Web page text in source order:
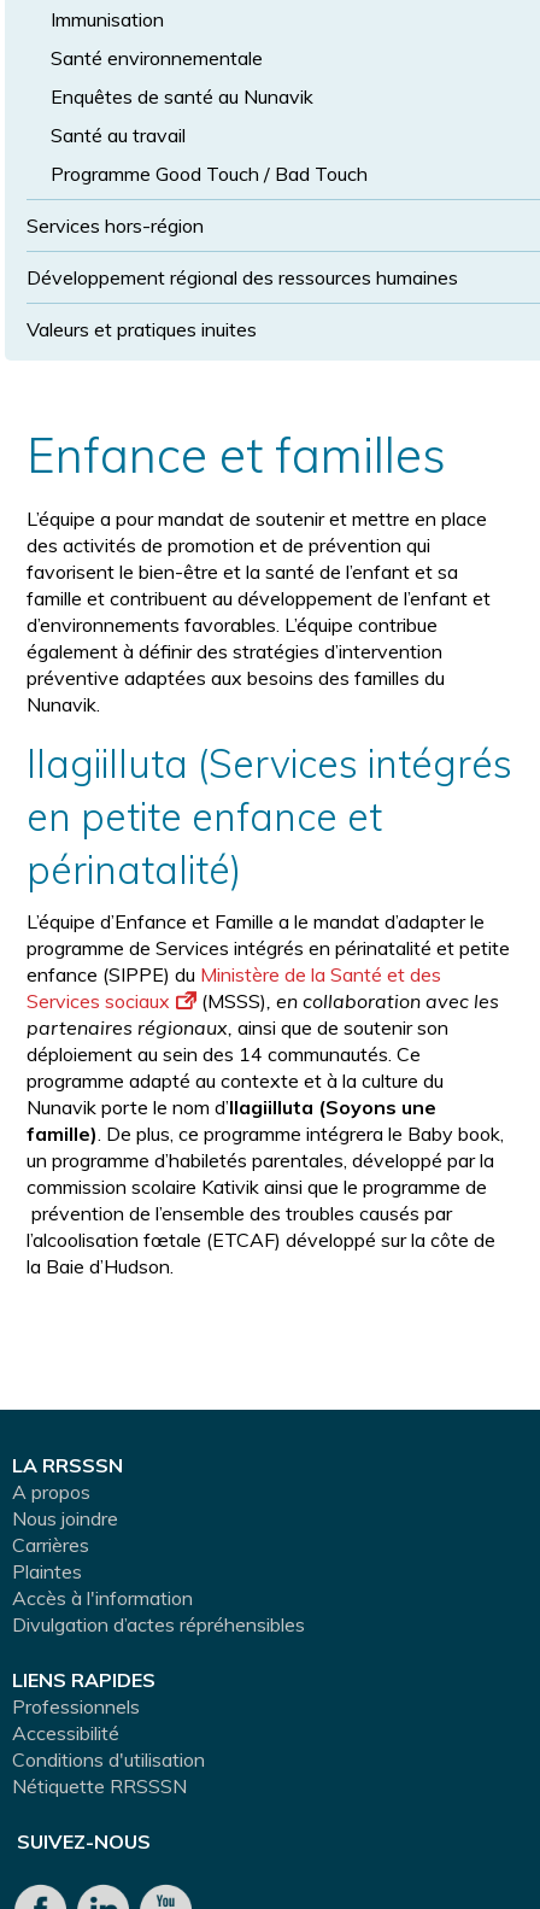
Immunisation
Santé environnementale
Enquêtes de santé au Nunavik
Santé au travail
Programme Good Touch / Bad Touch
Services hors-région
Développement régional des ressources humaines
Valeurs et pratiques inuites
Enfance et familles
L’équipe a pour mandat de soutenir et mettre en place
des activités de promotion et de prévention qui
favorisent le bien-être et la santé de l’enfant et sa
famille et contribuent au développement de l’enfant et
d’environnements favorables. L’équipe contribue
également à définir des stratégies d’intervention
préventive adaptées aux besoins des familles du
Nunavik.
Ilagiilluta (Services intégrés
en petite enfance et
périnatalité)
L’équipe d’Enfance et Famille a le mandat d’adapter le
programme de Services intégrés en périnatalité et petite
enfance (SIPPE) du Ministère de la Santé et des
Services sociaux
(MSSS), en collaboration avec les
partenaires régionaux,ainsi que de soutenir son
déploiement au sein des 14 communautés. Ce
programme adapté au contexte et à la culture du
Nunavik porte le nom d’Ilagiilluta (Soyons une
famille). De plus, ce programme intégrera le Baby book,
un programme d’habiletés parentales, développé par la
commission scolaire Kativik ainsi que le programme de
prévention de l’ensemble des troubles causés par
l’alcoolisation fœtale (ETCAF) développé sur la côte de
la Baie d’Hudson.
LA RRSSSN
A propos
Nous joindre
Carrières
Plaintes
Accès à l'information
Divulgation d’actes répréhensibles
LIENS RAPIDES
Professionnels
Accessibilité
Conditions d'utilisation
Nétiquette RRSSSN
SUIVEZ-NOUS